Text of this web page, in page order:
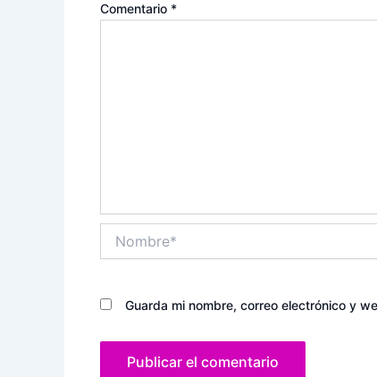
Comentario *
Guarda mi nombre, correo electrónico y